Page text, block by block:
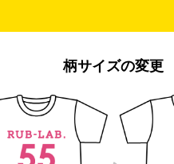
柄サイズの変更